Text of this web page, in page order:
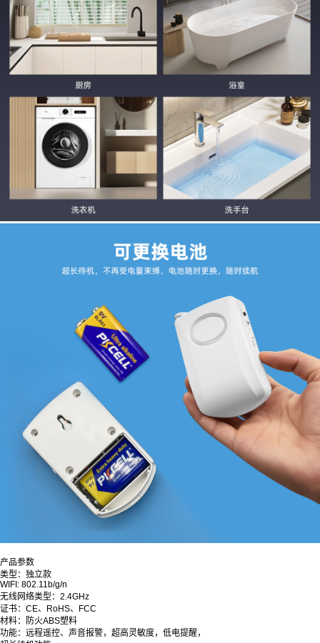
产品参数
类型：独立款
WIFI: 802.11b/g/n
无线网络类型：2.4GHz
证书：CE、RoHS、FCC
材料：防火ABS塑料
功能：远程遥控、声音报警，超高灵敏度，低电提醒，